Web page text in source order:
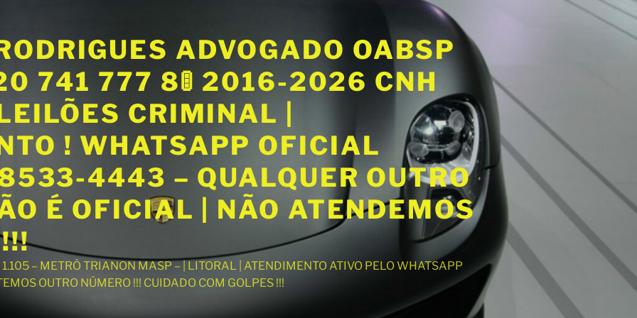
ADVOGADO OABSP
741 777 8🚦 2016-2026 CNH
CRIMINAL |
! WHATSAPP OFICIAL
4443 – QUALQUER OUTRO
É OFICIAL | NÃO ATENDEMOS
– METRÔ TRIANON MASP – | LITORAL | ATENDIMENTO ATIVO PELO WHATSAPP
OUTRO NÚMERO !!! CUIDADO COM GOLPES !!!